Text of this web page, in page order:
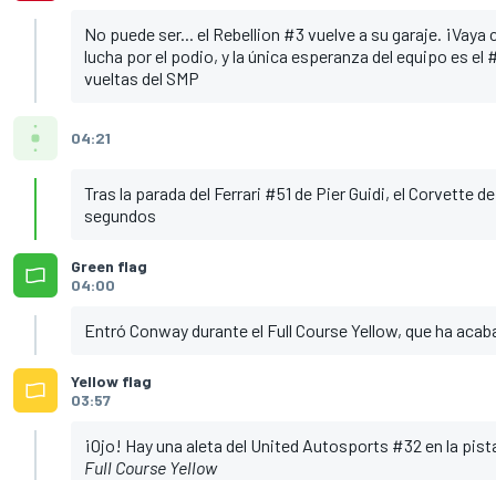
No puede ser... el Rebellion #3 vuelve a su garaje.
lucha por el podio, y la única esperanza del equipo es el
vueltas del SMP
04:21
Tras la parada del Ferrari #51 de Pier Guidi, el Corvette
segundos
Green flag
04:00
Entró Conway durante el Full Course Yellow, que ha
Yellow flag
03:57
¡Ojo! Hay una aleta del United Autosports #32 en la
Full Course Yellow